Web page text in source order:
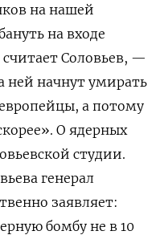
на нашей
на входе
Соловьев, —
ней начнут умирать
а потому
О ядерных
студии.
генерал
заявляет:
бомбу не в 10